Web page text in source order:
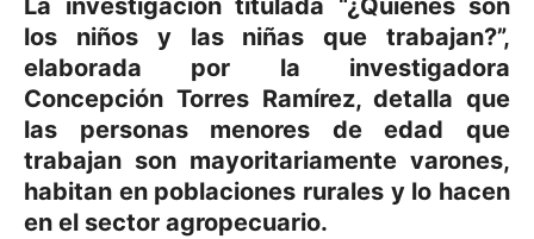
La investigación titulada “¿Quiénes son
los niños y las niñas que trabajan?”,
elaborada por la investigadora
Concepción Torres Ramírez, detalla que
las personas menores de edad que
trabajan son mayoritariamente varones,
habitan en poblaciones rurales y lo hacen
en el sector agropecuario.